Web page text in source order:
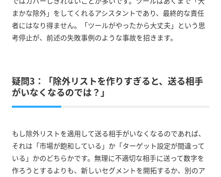
まかな除外」をしてくれるアシスタントであり、最終的な責任
者にはなり得ません。「ツールがやったから大丈夫」という思
考停止が、前述の失敗事例のような事故を招きます。
疑問3：「除外リストを作りすぎると、送る相手
がいなくなるのでは？」
もし除外リストを適用して送る相手がいなくなるのであれば、
それは「市場が飽和している」か「ターゲット設定が間違って
いる」かのどちらかです。無理に不適切な相手に送って数字を
作ろうとするよりも、新しいセグメントを開拓するか、別のア